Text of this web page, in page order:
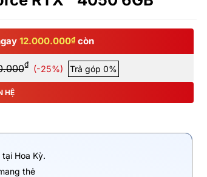
12.000.000₫ còn
₫ (-25%) Trả góp 0%
HỆ
tại Hoa Kỳ.
thẻ